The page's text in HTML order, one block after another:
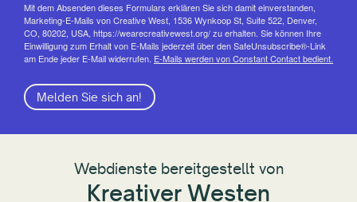
Mit dem Absenden dieses Formulars erklären Sie sich damit einverstanden,
Marketing-E-Mails von Creative West, 1536 Wynkoop St, Suite 522, Denver,
CO, 80202, USA, https://wearecreativewest.org/ zu erhalten. Sie können Ihre
Einwilligung zum Erhalt von E-Mails jederzeit über den SafeUnsubscribe®-Link
am Ende jeder E-Mail widerrufen. E-Mails werden von Constant Contact bedient.
Melden Sie sich an!
Webdienste bereitgestellt von
Kreativer Westen